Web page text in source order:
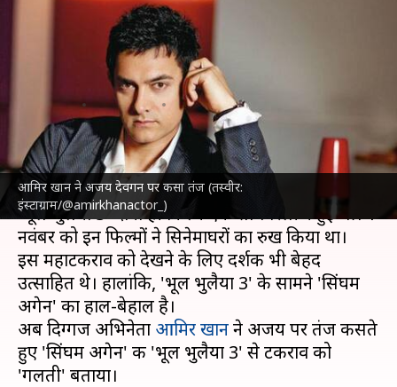
आमिर खान ने अजय देवगन पर कसा तंज (तस्वीर:
इंस्टाग्राम/@amirkhanactor_)
आमिर ने अजय पर कसा तंज, कहा-
'भूल भुलैया 3' से टक्कर लेकर गलती
दीक्षा शर्मा Nov 18, 2024 04:45 pm
क्या है खबर?
अजय देवगनकी 'सिंघम अगेन' और कार्तिक आर्यन की
'भूल भुलैया 3' दोनों ही फिल्में एक साथ रिलीज हुई थीं। 1
नवंबर को इन फिल्मों ने सिनेमाघरों का रुख किया था।
इस महाटकराव को देखने के लिए दर्शक भी बेहद
उत्साहित थे। हालांकि, 'भूल भुलैया 3' के सामने 'सिंघम
अगेन' का हाल-बेहाल है।
अब दिग्गज अभिनेता आमिर खानने अजय पर तंज कसते
हुए 'सिंघम अगेन' की 'भूल भुलैया 3' से टकराव को